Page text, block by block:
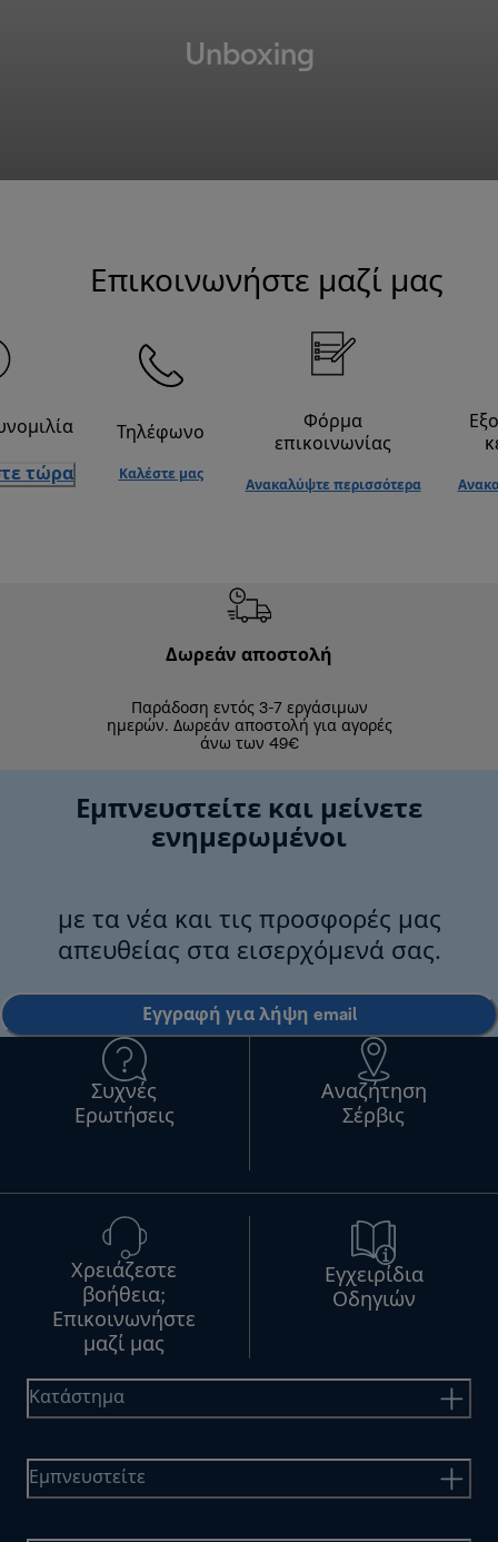
Unboxing
Επικοινωνήστε μαζί μας
τώρα
Τηλέφωνο
Καλέστε μας
Φόρμα
επικοινωνίας
Ανακαλύψτε περισσότερα
Δωρεάν αποστολή
Παράδοση εντός 3-7 εργάσιμων
ημερών. Δωρεάν αποστολή για αγορές
άνω των 49€
Εμπνευστείτε και μείνετε
ενημερωμένοι
με τα νέα και τις προσφορές μας
απευθείας στα εισερχόμενά σας.
Εγγραφή για λήψη email
Συχνές
Ερωτήσεις
Αναζήτηση
Σέρβις
Χρειάζεστε
βοήθεια;
Επικοινωνήστε
μαζί μας
Εγχειρίδια
Οδηγιών
Κατάστημα
Εμπνευστείτε